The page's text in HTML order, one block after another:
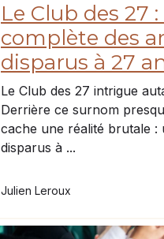
Le Club des 27
complète des
disparus à 27
Le Club des 27 intrigue
Derrière ce surnom
cache une réalité brutale :
disparus à ...
Julien Leroux